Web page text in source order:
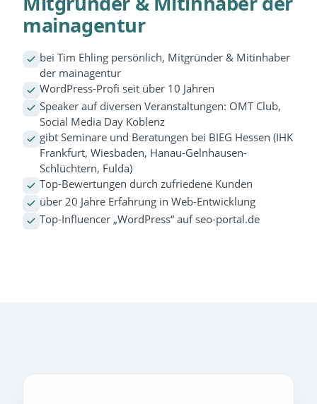
mainagentur
bei Tim Ehling persönlich, Mitgründer & Mitinhaber
der mainagentur
WordPress-Profi seit über 10 Jahren
Speaker auf diversen Veranstaltungen: OMT Club,
Social Media Day Koblenz
gibt Seminare und Beratungen bei BIEG Hessen (IHK
Frankfurt, Wiesbaden, Hanau-Gelnhausen-
Schlüchtern, Fulda)
Top-Bewertungen durch zufriedene Kunden
über 20 Jahre Erfahrung in Web-Entwicklung
Top-Influencer „WordPress“ auf seo-portal.de